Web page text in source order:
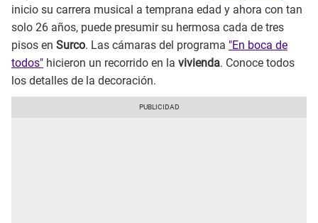
inicio su carrera musical a temprana edad y ahora con tan
solo 26 años, puede presumir su hermosa cada de tres
pisos en Surco. Las cámaras del programa "En boca de
todos" hicieron un recorrido en la vivienda. Conoce todos
los detalles de la decoración.